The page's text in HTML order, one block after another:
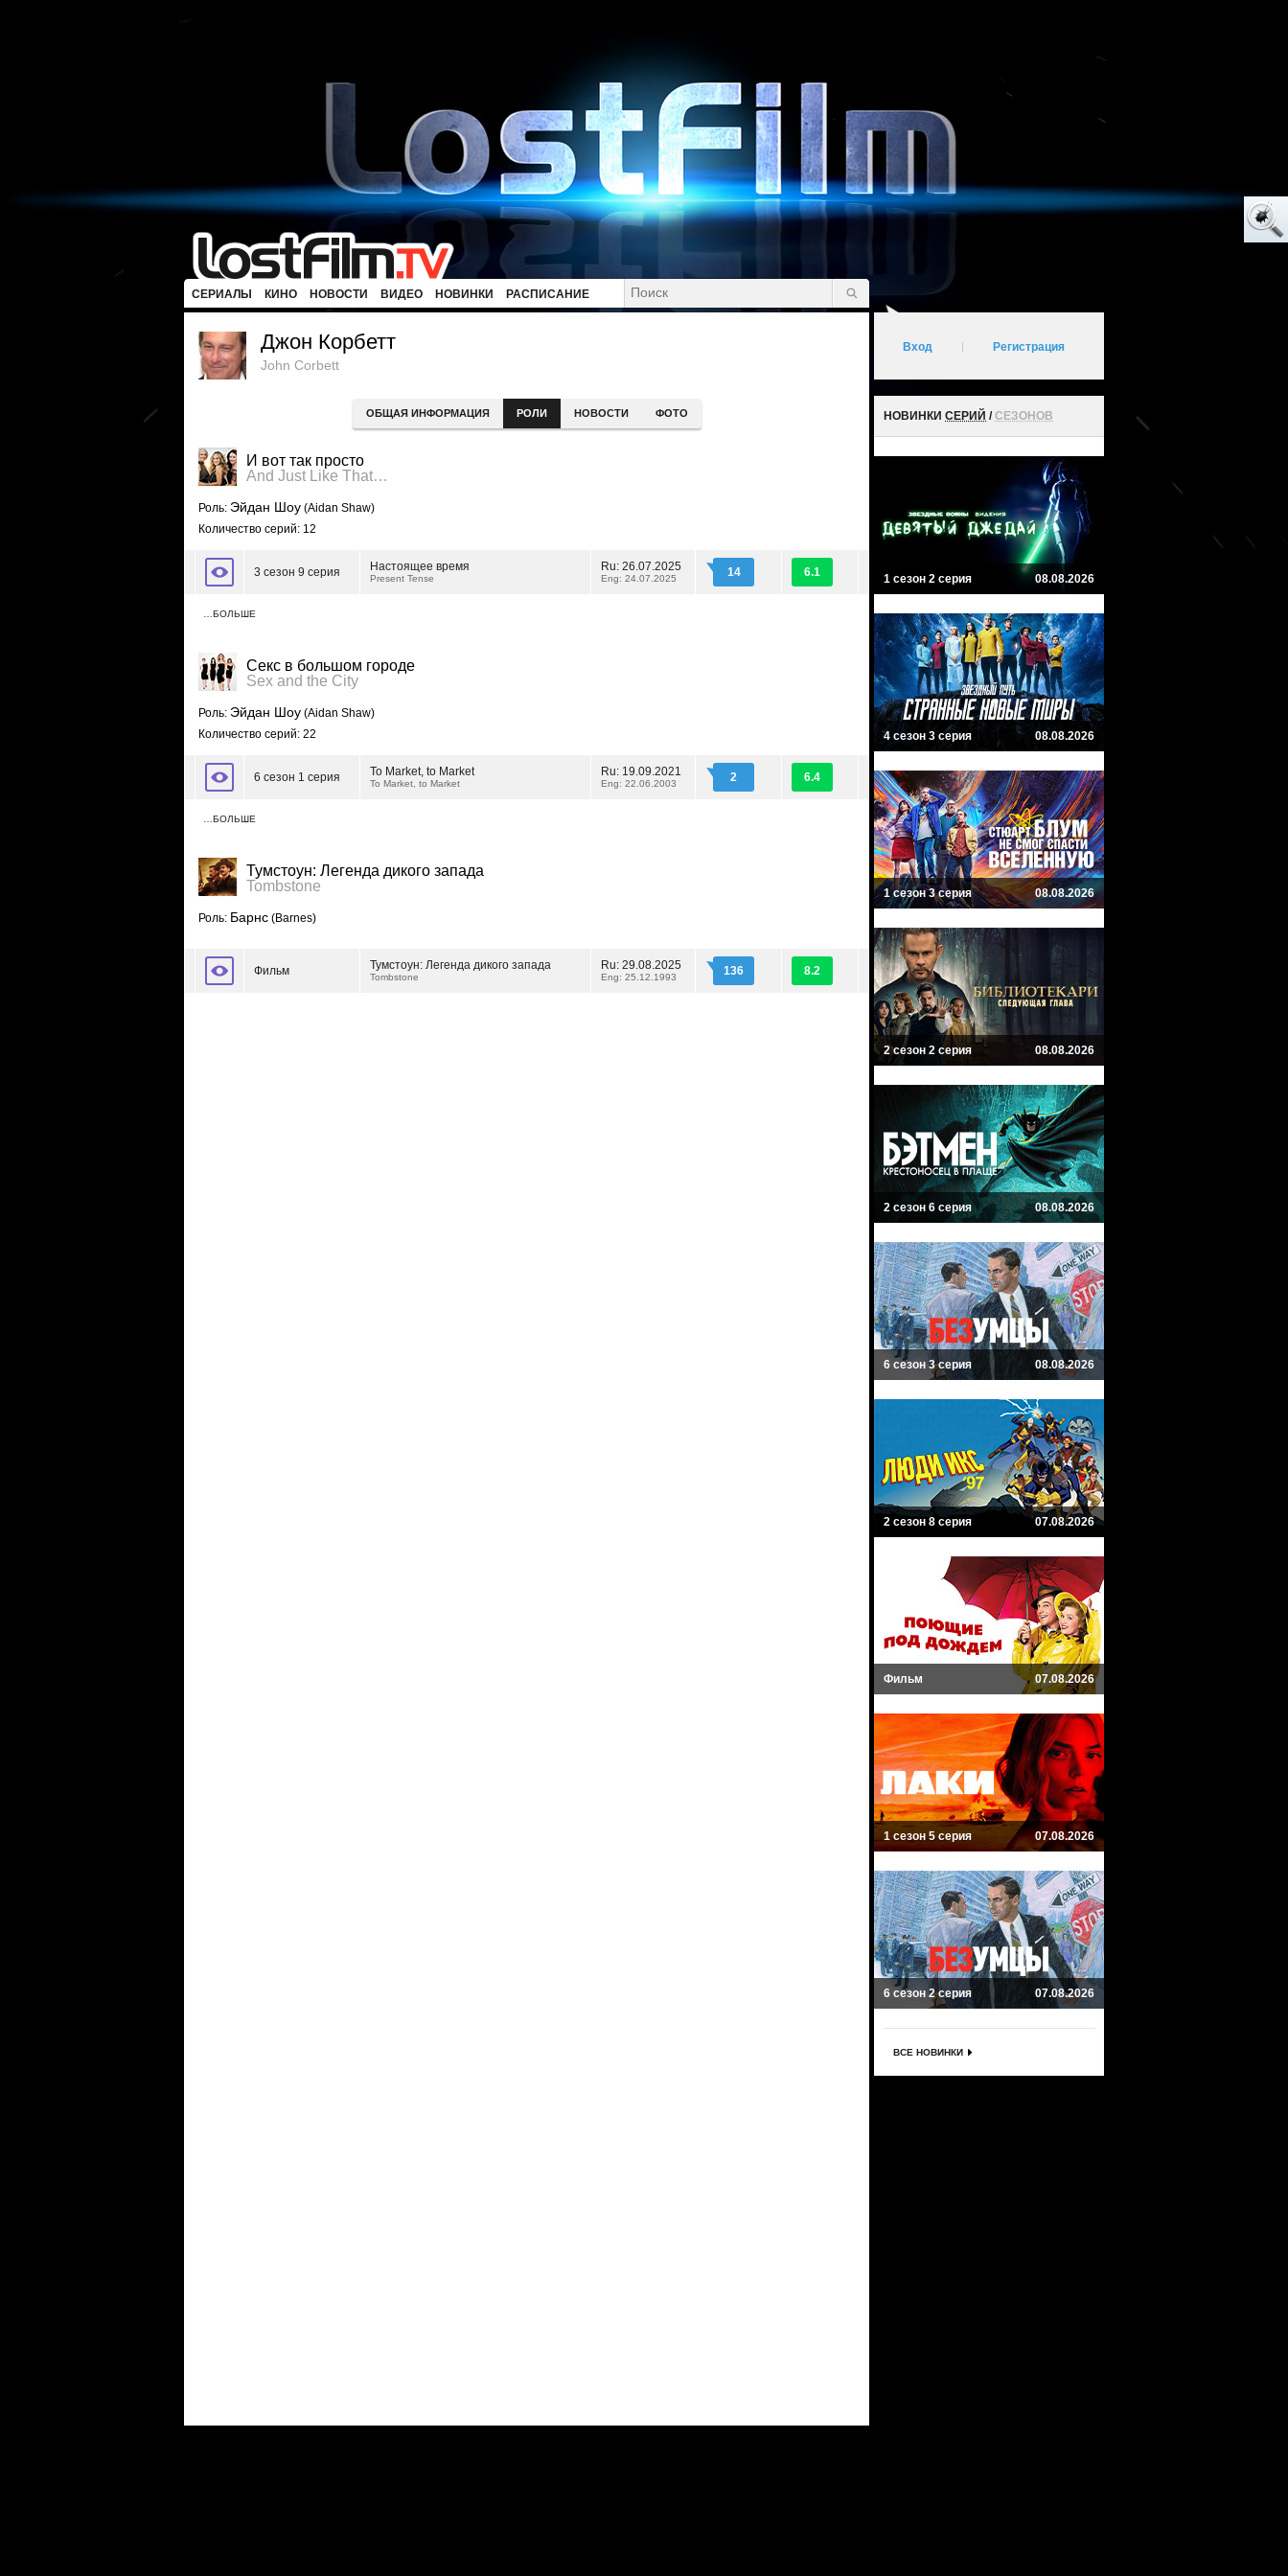
СЕРИАЛЫ КИНО НОВОСТИ ВИДЕО НОВИНКИ РАСПИСАНИЕ
Джон Корбетт
John Corbett
ОБЩАЯ ИНФОРМАЦИЯ РОЛИ НОВОСТИ ФОТО
И вот так просто
And Just Like That…
Роль: Эйдан Шоу (Aidan Shaw)
Количество серий: 12
3 сезон 9 серия Настоящее время
Present Tense
Ru: 26.07.2025
Eng: 24.07.2025 14 6.1
…БОЛЬШЕ
Секс в большом городе
Sex and the City
Роль: Эйдан Шоу (Aidan Shaw)
Количество серий: 22
6 сезон 1 серия To Market, to Market
To Market, to Market
Ru: 19.09.2021
Eng: 22.06.2003 2 6.4
…БОЛЬШЕ
Тумстоун: Легенда дикого запада
Tombstone
Роль: Барнс (Barnes)
Фильм Тумстоун: Легенда дикого запада
Tombstone
Ru: 29.08.2025
Eng: 25.12.1993 136 8.2
Вход Регистрация
НОВИНКИ СЕРИЙ /СЕЗОНОВ
1 сезон 2 серия 08.08.2026
4 сезон 3 серия 08.08.2026
1 сезон 3 серия 08.08.2026
2 сезон 2 серия 08.08.2026
2 сезон 6 серия 08.08.2026
6 сезон 3 серия 08.08.2026
2 сезон 8 серия 07.08.2026
Фильм 07.08.2026
1 сезон 5 серия 07.08.2026
6 сезон 2 серия 07.08.2026
ВСЕ НОВИНКИ